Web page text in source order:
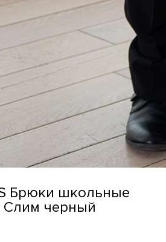
Брюки школьные
Слим черный